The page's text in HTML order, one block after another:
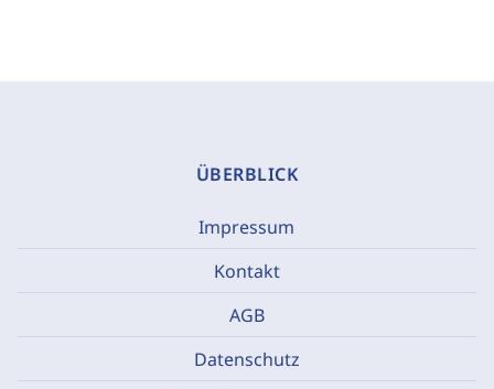
ÜBERBLICK
Impressum
Kontakt
AGB
Datenschutz